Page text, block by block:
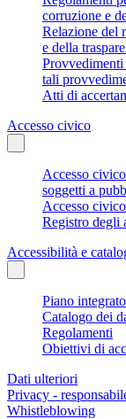
corruzione e
Relazione del
e della
tali
Atti di
Accesso civico
Accesso
soggetti a
Accesso
Registro degli
Accessibilità e
Piano
Catalogo dei
Regolamenti
Obiettivi di
Dati ulteriori
Privacy -
Whistleblowing